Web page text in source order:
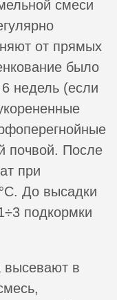
смеси
от прямых
было
недель (если
почвой. После
при
До высадки
подкормки
в